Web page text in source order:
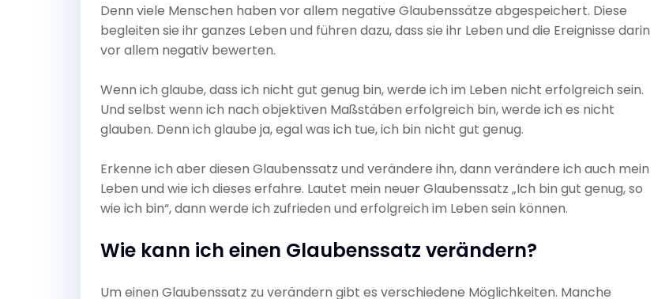
Denn viele Menschen haben vor allem negative Glaubenssätze abgespeichert. Diese
begleiten sie ihr ganzes Leben und führen dazu, dass sie ihr Leben und die Ereignisse darin
vor allem negativ bewerten.
Wenn ich glaube, dass ich nicht gut genug bin, werde ich im Leben nicht erfolgreich sein.
Und selbst wenn ich nach objektiven Maßstäben erfolgreich bin, werde ich es nicht
glauben. Denn ich glaube ja, egal was ich tue, ich bin nicht gut genug.
Erkenne ich aber diesen Glaubenssatz und verändere ihn, dann verändere ich auch mein
Leben und wie ich dieses erfahre. Lautet mein neuer Glaubenssatz „Ich bin gut genug, so
wie ich bin“, dann werde ich zufrieden und erfolgreich im Leben sein können.
Wie kann ich einen Glaubenssatz verändern?
Um einen Glaubenssatz zu verändern gibt es verschiedene Möglichkeiten. Manche